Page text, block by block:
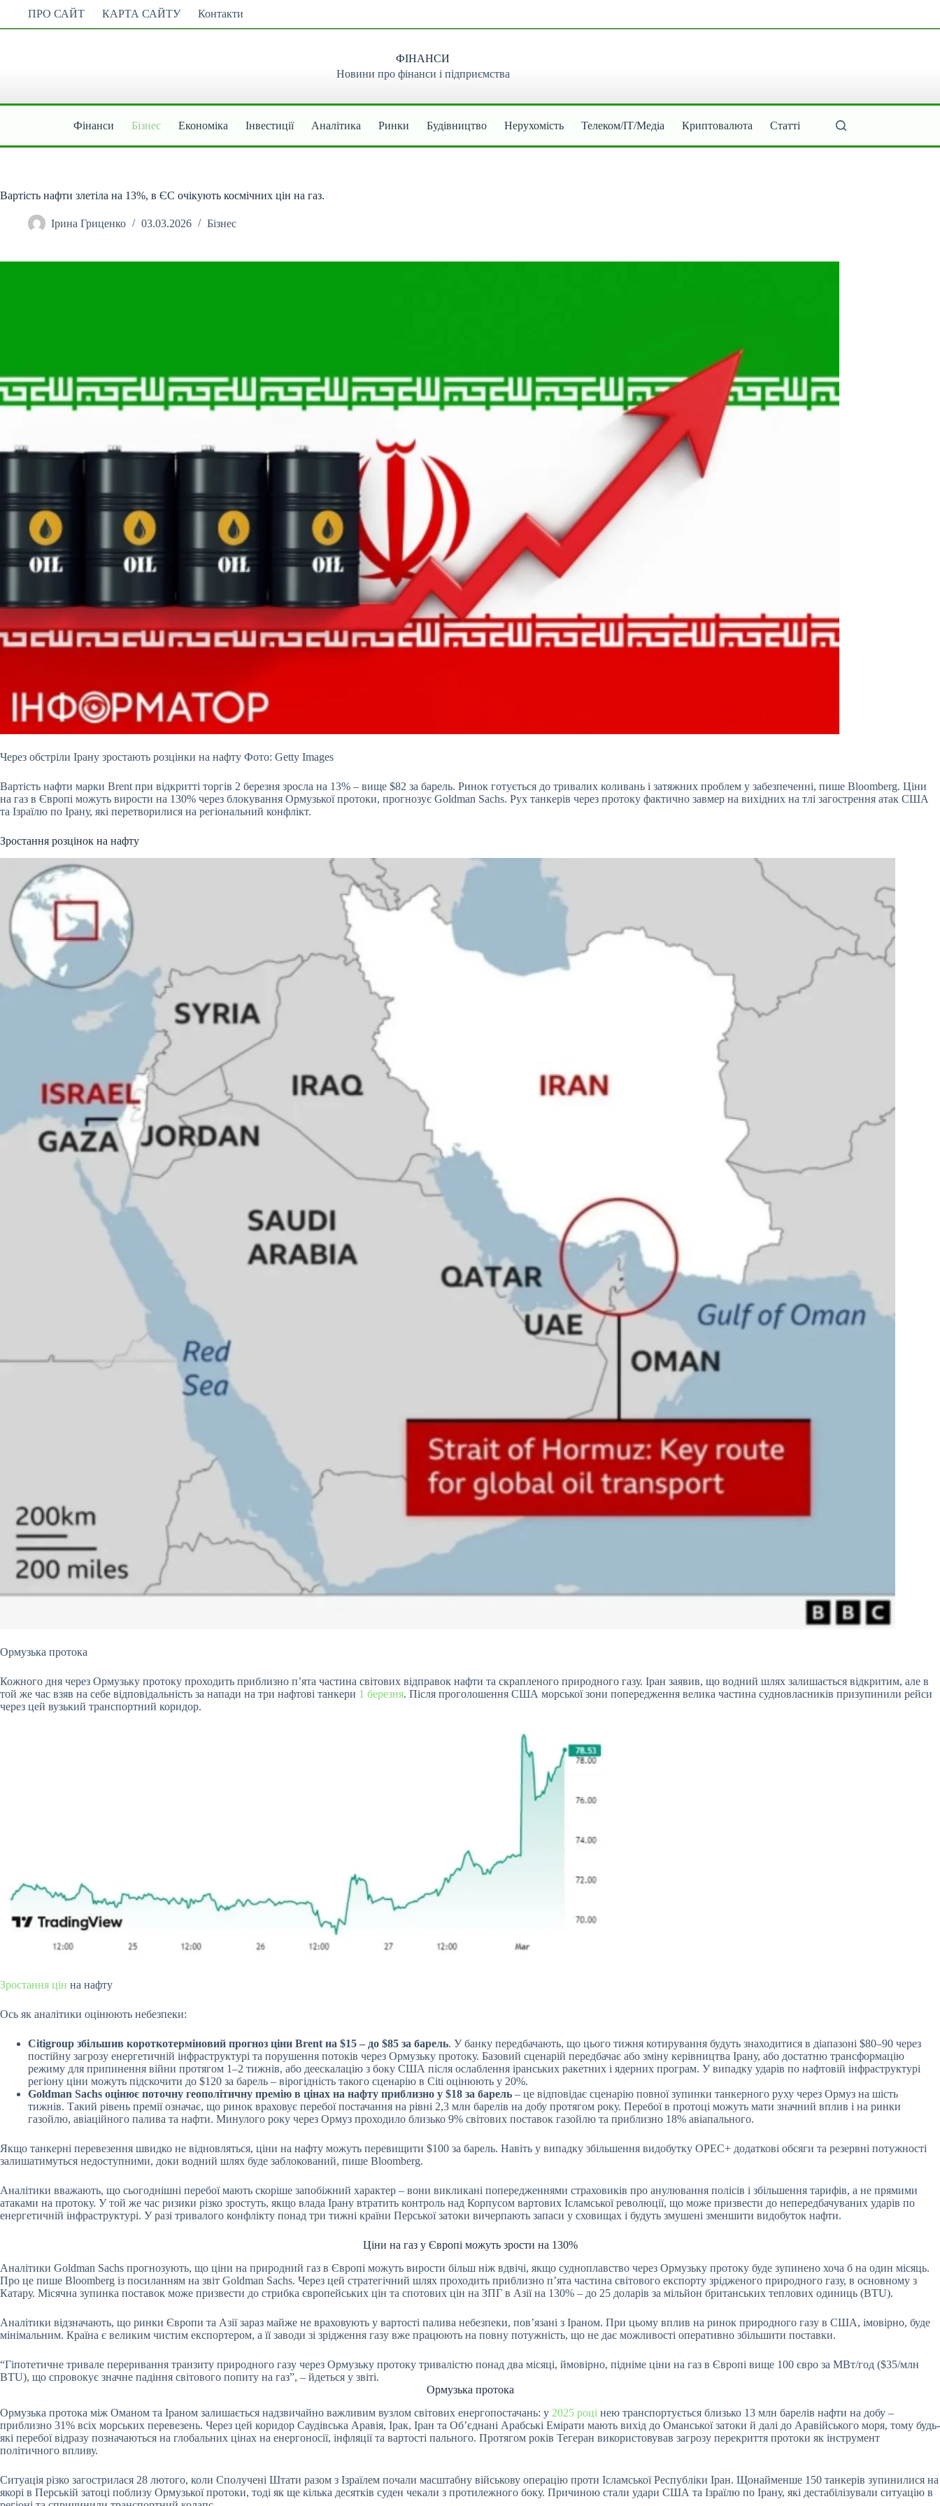
вмісту
ПРО САЙТ КАРТА САЙТУ Контакти
ФІНАНСИ
Новини про фінанси і підприємства
Фінанси Бізнес Економіка Інвестиції Аналітика Ринки Будівництво Нерухомість Телеком/ІТ/Медіа Криптовалюта Статті
Вартість нафти злетіла на 13%, в ЄС очікують космічних цін на газ.
Ірина Гриценко 03.03.2026 Бізнес
Через обстріли Ірану зростають розцінки на нафту Фото: Getty Images
Вартість нафти марки Brent при відкритті торгів 2 березня зросла на 13% – вище $82 за барель. Ринок готується до тривалих коливань і затяжних проблем у забезпеченні, пише Bloomberg. Ціни
на газ в Європі можуть вирости на 130% через блокування Ормузької протоки, прогнозує Goldman Sachs. Рух танкерів через протоку фактично завмер на вихідних на тлі загострення атак США
та Ізраїлю по Ірану, які перетворилися на регіональний конфлікт.
Зростання розцінок на нафту
Ормузька протока
Кожного дня через Ормузьку протоку проходить приблизно п’ята частина світових відправок нафти та скрапленого природного газу. Іран заявив, що водний шлях залишається відкритим, але в
той же час взяв на себе відповідальність за напади на три нафтові танкери 1 березня. Після проголошення США морської зони попередження велика частина судновласників призупинили рейси
через цей вузький транспортний коридор.
Зростання цін на нафту
Ось як аналітики оцінюють небезпеки:
Citigroup збільшив короткотерміновий прогноз ціни Brent на $15 – до $85 за барель. У банку передбачають, що цього тижня котирування будуть знаходитися в діапазоні $80–90 через
постійну загрозу енергетичній інфраструктурі та порушення потоків через Ормузьку протоку. Базовий сценарій передбачає або зміну керівництва Ірану, або достатню трансформацію
режиму для припинення війни протягом 1–2 тижнів, або деескалацію з боку США після ослаблення іранських ракетних і ядерних програм. У випадку ударів по нафтовій інфраструктурі
регіону ціни можуть підскочити до $120 за барель – вірогідність такого сценарію в Citi оцінюють у 20%.
Goldman Sachs оцінює поточну геополітичну премію в цінах на нафту приблизно у $18 за барель – це відповідає сценарію повної зупинки танкерного руху через Ормуз на шість
тижнів. Такий рівень премії означає, що ринок враховує перебої постачання на рівні 2,3 млн барелів на добу протягом року. Перебої в протоці можуть мати значний вплив і на ринки
газойлю, авіаційного палива та нафти. Минулого року через Ормуз проходило близько 9% світових поставок газойлю та приблизно 18% авіапального.
Якщо танкерні перевезення швидко не відновляться, ціни на нафту можуть перевищити $100 за барель. Навіть у випадку збільшення видобутку OPEC+ додаткові обсяги та резервні потужності
залишатимуться недоступними, доки водний шлях буде заблокований, пише Bloomberg.
Аналітики вважають, що сьогоднішні перебої мають скоріше запобіжний характер – вони викликані попередженнями страховиків про анулювання полісів і збільшення тарифів, а не прямими
атаками на протоку. У той же час ризики різко зростуть, якщо влада Ірану втратить контроль над Корпусом вартових Ісламської революції, що може призвести до непередбачуваних ударів по
енергетичній інфраструктурі. У разі тривалого конфлікту понад три тижні країни Перської затоки вичерпають запаси у сховищах і будуть змушені зменшити видобуток нафти.
Ціни на газ у Європі можуть зрости на 130%
Аналітики Goldman Sachs прогнозують, що ціни на природний газ в Європі можуть вирости більш ніж вдвічі, якщо судноплавство через Ормузьку протоку буде зупинено хоча б на один місяць.
Про це пише Bloomberg із посиланням на звіт Goldman Sachs. Через цей стратегічний шлях проходить приблизно п’ята частина світового експорту зрідженого природного газу, в основному з
Катару. Місячна зупинка поставок може призвести до стрибка європейських цін та спотових цін на ЗПГ в Азії на 130% – до 25 доларів за мільйон британських теплових одиниць (BTU).
Аналітики відзначають, що ринки Європи та Азії зараз майже не враховують у вартості палива небезпеки, пов’язані з Іраном. При цьому вплив на ринок природного газу в США, імовірно, буде
мінімальним. Країна є великим чистим експортером, а її заводи зі зрідження газу вже працюють на повну потужність, що не дає можливості оперативно збільшити поставки.
“Гіпотетичне тривале переривання транзиту природного газу через Ормузьку протоку тривалістю понад два місяці, ймовірно, підніме ціни на газ в Європі вище 100 євро за МВт/год ($35/млн
BTU), що спровокує значне падіння світового попиту на газ”, – йдеться у звіті.
Ормузька протока
Ормузька протока між Оманом та Іраном залишається надзвичайно важливим вузлом світових енергопостачань: у 2025 році нею транспортується близько 13 млн барелів нафти на добу –
приблизно 31% всіх морських перевезень. Через цей коридор Саудівська Аравія, Ірак, Іран та Об’єднані Арабські Емірати мають вихід до Оманської затоки й далі до Аравійського моря, тому будь-
які перебої відразу позначаються на глобальних цінах на енергоносії, інфляції та вартості пального. Протягом років Тегеран використовував загрозу перекриття протоки як інструмент
політичного впливу.
Ситуація різко загострилася 28 лютого, коли Сполучені Штати разом з Ізраїлем почали масштабну військову операцію проти Ісламської Республіки Іран. Щонайменше 150 танкерів зупинилися на
якорі в Перській затоці поблизу Ормузької протоки, тоді як ще кілька десятків суден чекали з протилежного боку. Причиною стали удари США та Ізраїлю по Ірану, які дестабілізували ситуацію в